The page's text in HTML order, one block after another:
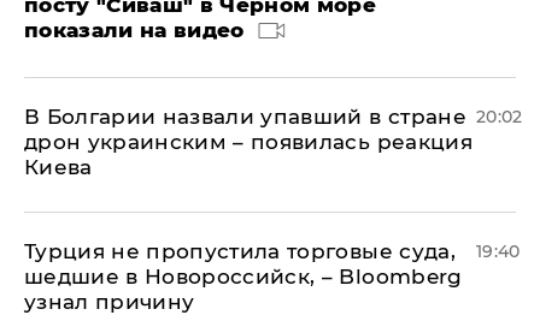
посту "Сиваш" в Черном море
показали на видео
В Болгарии назвали упавший в стране
дрон украинским – появилась реакция
Киева
20:02
Турция не пропустила торговые суда,
шедшие в Новороссийск, – Bloomberg
узнал причину
19:40